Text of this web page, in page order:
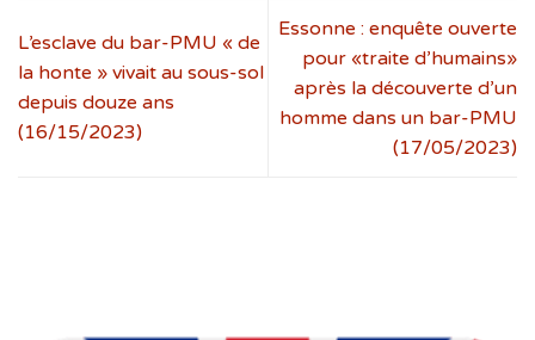
L’esclave du bar-PMU « de
la honte » vivait au sous-sol
depuis douze ans
(16/15/2023)
Essonne : enquête ouverte
pour «traite d’humains»
après la découverte d’un
homme dans un bar-PMU
(17/05/2023)